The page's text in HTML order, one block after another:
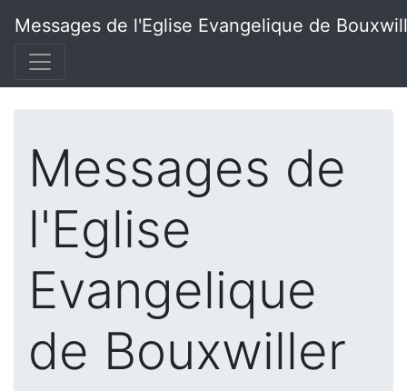
Messages de l'Eglise Evangelique de
Messages de
l'Eglise
Evangelique
de Bouxwiller